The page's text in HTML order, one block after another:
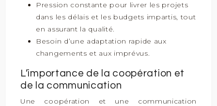
Pression constante pour livrer les projets
dans les délais et les budgets impartis, tout
en assurant la qualité.
Besoin d’une adaptation rapide aux
changements et aux imprévus.
L’importance de la coopération et
de la communication
Une coopération et une communication